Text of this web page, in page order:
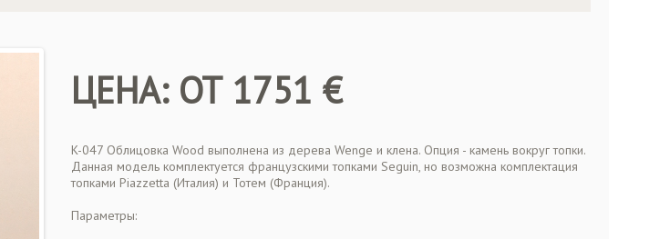
ЦЕНА: ОТ 1751 €
K-047 Облицовка Wood выполнена из дерева Wenge и клена. Опция - камень вокруг топки.
Данная модель комплектуется французскими топками Seguin, но возможна комплектация
топками Piazzetta (Италия) и Тотем (Франция).
Параметры: